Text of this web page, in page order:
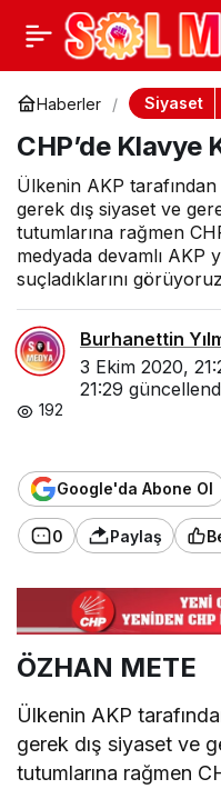
Haberler Siyaset
CHP’de Klavye
Ülkenin AKP
gerek dış siyaset ve
tutumlarına rağmen
medyada devamlı AKP
suçladıklarını
Burhanettin
3 Ekim 2020,
21:29
192
Google'da Abone Ol
0 Paylaş
ÖZHAN METE
Ülkenin AKP
gerek dış siyaset ve
tutumlarına rağmen
İYİ Parti’de Koray
Aydın’ın yeniden
divanda olması
muhalefeti
hareketlendirdi